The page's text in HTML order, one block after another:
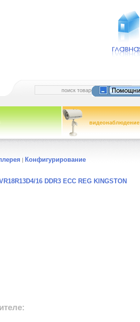
видеонаблюдение
| Конфигурирование
16 DDR3 ECC REG KINGSTON